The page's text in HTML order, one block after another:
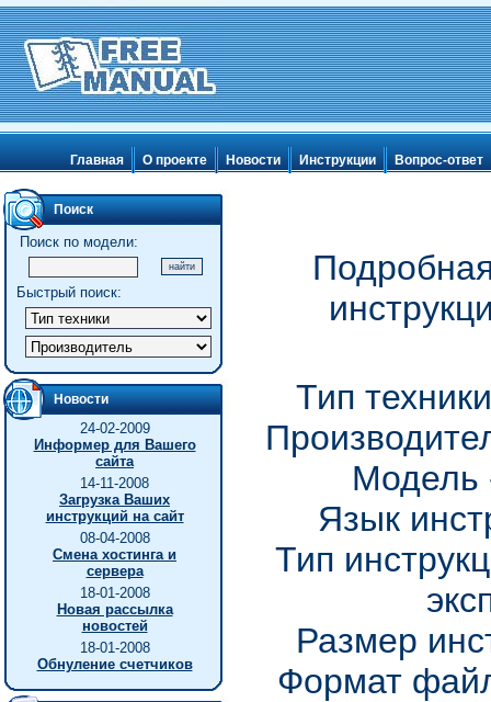
Главная О проекте Новости Инструкции Вопрос-ответ
Поиск
Поиск по модели:
Быстрый поиск:
Новости
24-02-2009
Информер для Вашего
сайта
14-11-2008
Загрузка Ваших
инструкций на сайт
08-04-2008
Смена хостинга и
сервера
18-01-2008
Новая рассылка
новостей
18-01-2008
Обнуление счетчиков
Тип
Модель
Язык
Тип
Размер
Формат